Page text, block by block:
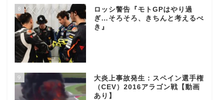
8
ロッシ警告『モトGPはやり過
ぎ…そろそろ、きちんと考えるべ
き』
9
大炎上事故発生：スペイン選手権
（CEV）2016アラゴン戦【動画
あり】